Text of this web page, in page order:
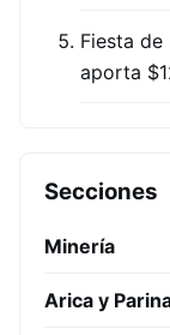
Fiesta de
aporta
Secciones
Minería
Arica y